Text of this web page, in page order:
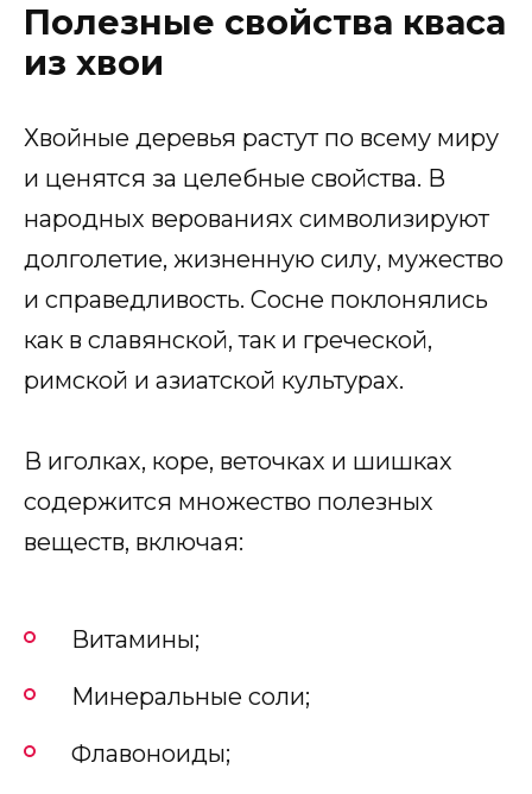
Полезные свойства кваса
из хвои
Хвойные деревья растут по всему миру
и ценятся за целебные свойства. В
народных верованиях символизируют
долголетие, жизненную силу, мужество
и справедливость. Сосне поклонялись
как в славянской, так и греческой,
римской и азиатской культурах.
В иголках, коре, веточках и шишках
содержится множество полезных
веществ, включая:
Витамины;
Минеральные соли;
Флавоноиды;